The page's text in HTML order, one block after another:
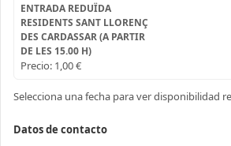
ENTRADA REDUÏDA
RESIDENTS SANT LLORENÇ
DES CARDASSAR (A PARTIR
DE LES 15.00 H)
Precio: 1,00 €
Selecciona una fecha para ver disponibilidad
Datos de contacto